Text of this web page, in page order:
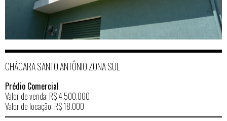
CHÁCARA SANTO ANTÔNIO ZONA SUL
Prédio Comercial
Valor de venda: R$ 4.500.000
Valor de locação: R$ 18.000